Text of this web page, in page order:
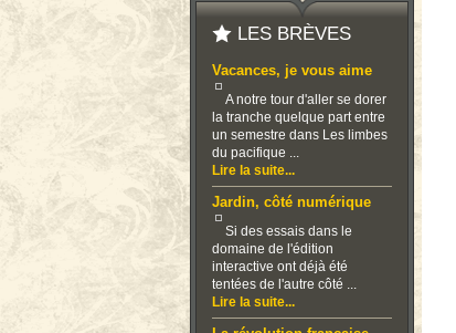
LES BRÈVES
Vacances, je vous aime
A notre tour d'aller se dorer
la tranche quelque part entre
un semestre dans Les limbes
du pacifique ...
Lire la suite...
Jardin, côté numérique
Si des essais dans le
domaine de l'édition
interactive ont déjà été
tentées de l'autre côté ...
Lire la suite...